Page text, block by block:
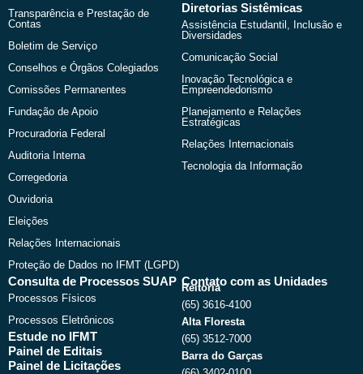
Transparência e Prestação de
Contas
Boletim de Serviço
Conselhos e Órgãos Colegiados
Comissões Permanentes
Fundação de Apoio
Procuradoria Federal
Auditoria Interna
Corregedoria
Ouvidoria
Eleições
Relações Internacionais
Proteção de Dados no IFMT (LGPD)
Diretorias Sistêmicas
Assistência Estudantil, Inclusão e
Diversidades
Comunicação Social
Inovação Tecnológica e
Empreendedorismo
Planejamento e Relações
Estratégicas
Relações Internacionais
Tecnologia da Informação
Consulta de Processos SUAP
Processos Físicos
Processos Eletrônicos
Estude no IFMT
Painel de Editais
Painel de Licitações
Contato com as Unidades
Reitoria
(65) 3616-4100
Alta Floresta
(65) 3512-7000
Barra do Garças